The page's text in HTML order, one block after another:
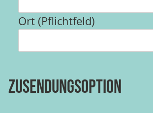
Ort (Pflichtfeld)
Zusendungsoption